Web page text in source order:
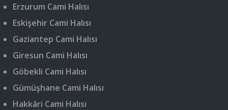
Erzurum Cami Halısı
Eskişehir Cami Halısı
Gaziantep Cami Halısı
Giresun Cami Halısı
Göbekli Cami Halısı
Gümüşhane Cami Halısı
Hakkâri Cami Halısı